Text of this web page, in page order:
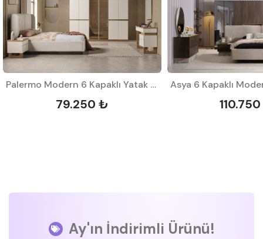
Palermo Modern 6 Kapaklı Yatak Odası Takımı
79.250 ₺
Ay'ın İndirimli Ürünü!